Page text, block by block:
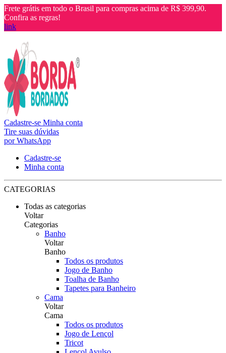
Frete grátis em todo o Brasil para compras acima de R$ 399,90.
Confira as regras!
link
Cadastre-se Minha conta
Tire suas dúvidas
por WhatsApp
Cadastre-se
Minha conta
CATEGORIAS
Todas as categorias
Voltar
Categorias
Banho
Voltar
Banho
Todos os produtos
Jogo de Banho
Toalha de Banho
Tapetes para Banheiro
Cama
Voltar
Cama
Todos os produtos
Jogo de Lençol
Tricot